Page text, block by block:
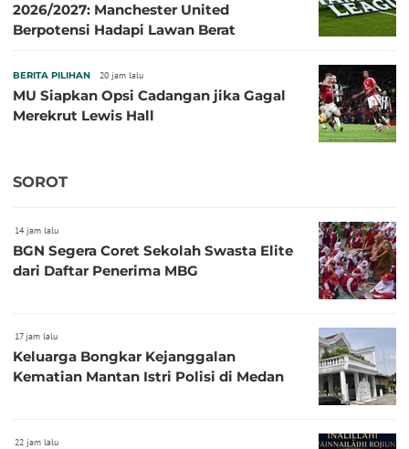
2026/2027: Manchester United
Berpotensi Hadapi Lawan Berat
BERITA PILIHAN 20 jam lalu
MU Siapkan Opsi Cadangan jika Gagal
Merekrut Lewis Hall
SOROT
14 jam lalu
BGN Segera Coret Sekolah Swasta Elite
dari Daftar Penerima MBG
17 jam lalu
Keluarga Bongkar Kejanggalan
Kematian Mantan Istri Polisi di Medan
22 jam lalu